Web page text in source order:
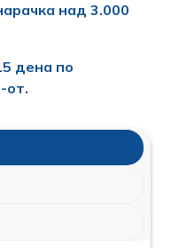
над 3.000
дена по
от.